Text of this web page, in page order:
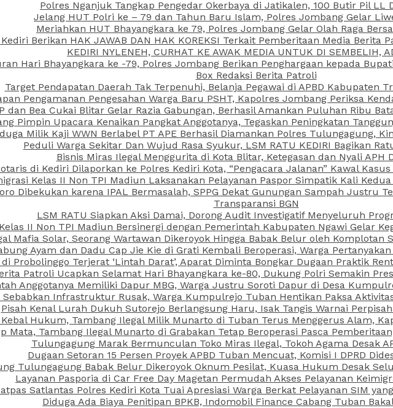
Polres Nganjuk Tangkap Pengedar Okerbaya di Jatikalen, 100 Butir Pil LL
Jelang HUT Polri ke – 79 dan Tahun Baru Islam, Polres Jombang Gelar
Meriahkan HUT Bhayangkara ke 79, Polres Jombang Gelar Olah Raga
Berikan HAK JAWAB DAN HAK KOREKSI Terkait Pemberitaan Media Berita
KEDIRI NYLENEH, CURHAT KE AWAK MEDIA UNTUK DI SEMBELIH,
Hari Bhayangkara ke -79, Polres Jombang Berikan Penghargaan kepada
Box Redaksi Berita Patroli
Target Pendapatan Daerah Tak Terpenuhi, Belanja Pegawai di APBD Kabupaten
Pengamanan Pengesahan Warga Baru PSHT, Kapolres Jombang Periksa
dan Bea Cukai Blitar Gelar Razia Gabungan, Berhasil Amankan Puluhan Ribu
Pimpin Upacara Kenaikan Pangkat Anggotanya, Tegaskan Peningkatan
Milik Kaji WWN Berlabel PT APE Berhasil Diamankan Polres Tulungagung,
Peduli Warga Sekitar Dan Wujud Rasa Syukur, LSM RATU KEDIRI Bagikan
Bisnis Miras Ilegal Menggurita di Kota Blitar, Ketegasan dan Nyali APH
di Kediri Dilaporkan ke Polres Kediri Kota, “Pengacara Jalanan” Kawal
Kelas II Non TPI Madiun Laksanakan Pelayanan Paspor Simpatik Kali
Dibekukan karena IPAL Bermasalah, SPPG Dekat Gunungan Sampah Justru
Transparansi BGN
LSM RATU Siapkan Aksi Damai, Dorong Audit Investigatif Menyeluruh
II Non TPI Madiun Bersinergi dengan Pemerintah Kabupaten Ngawi Gelar
Mafia Solar, Seorang Wartawan Dikeroyok Hingga Babak Belur oleh Komplotan
Ayam dan Dadu Cap Jie Kie di Grati Kembali Beroperasi, Warga
Probolinggo Terjerat ‘Lintah Darat’, Aparat Diminta Bongkar Dugaan Praktik
Patroli Ucapkan Selamat Hari Bhayangkara ke-80, Dukung Polri Semakin
Anggotanya Memiliki Dapur MBG, Warga Justru Soroti Dapur di Desa
Sebabkan Infrastruktur Rusak, Warga Kumpulrejo Tuban Hentikan Paksa
Pisah Kenal Lurah Dukuh Sutorejo Berlangsung Haru, Isak Tangis Warnai
Hukum, Tambang Ilegal Milik Munarto di Tuban Terus Menggerus Alam,
Mata, Tambang Ilegal Munarto di Grabakan Tetap Beroperasi Pasca
Tulungagung Marak Bermunculan Toko Miras Ilegal, Tokoh Agama Desak
Dugaan Setoran 15 Persen Proyek APBD Tuban Mencuat, Komisi I DPRD
Tulungagung Babak Belur Dikeroyok Oknum Pesilat, Kuasa Hukum Desak
Layanan Pasporia di Car Free Day Magetan Permudah Akses Pelayanan
Satlantas Polres Kediri Kota Tuai Apresiasi Warga Berkat Pelayanan SIM
Diduga Ada Biaya Penitipan BPKB, Indomobil Finance Cabang Tuban